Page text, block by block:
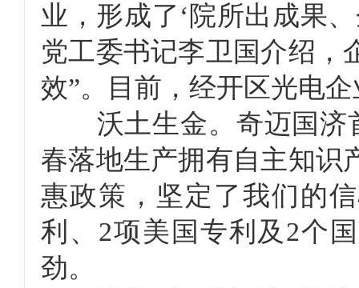
业，形成了‘院所出成果
党工委书记李卫国介绍，
效”。目前，经开区光电
沃土生金。奇迈国济首
春落地生产拥有自主知识
惠政策，坚定了我们的
利、2项美国专利及2个
劲。